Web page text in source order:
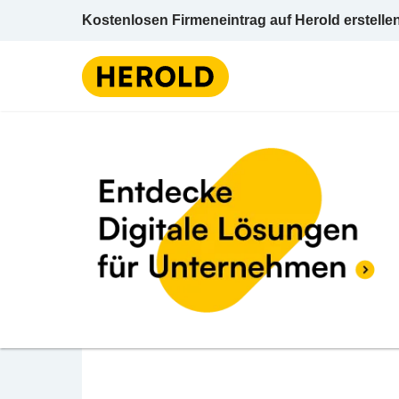
Kostenlosen Firmeneintrag auf Herold
Lagerhäuser u -
BEWERTUNG ABGEBEN
Raiffeisen-Lagerhaus
Pergenpromenade 2 2870 Aspang-Markt
Lagerhäuser u -betriebe